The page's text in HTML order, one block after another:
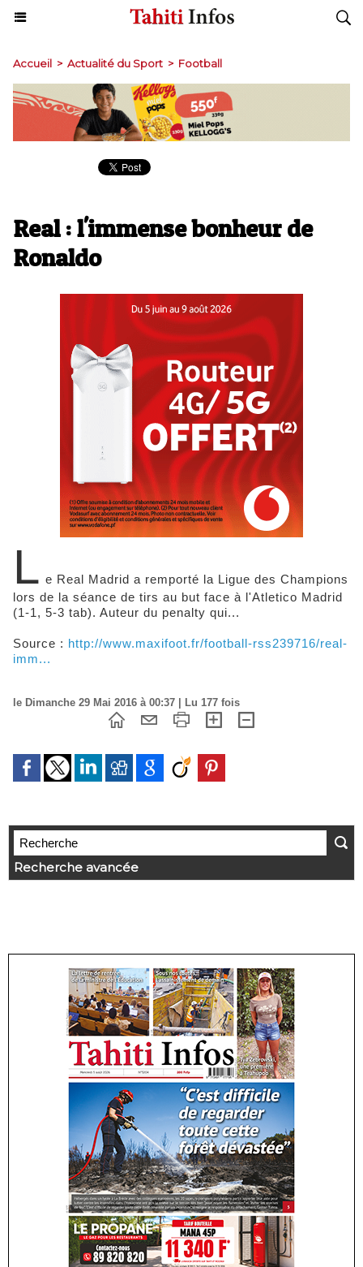
Accueil > Actualité du Sport > Football
Real : l'immense bonheur de
Ronaldo
L e Real Madrid a remporté la Ligue des Champions
lors de la séance de tirs au but face à l'Atletico Madrid
(1-1, 5-3 tab). Auteur du penalty qui...
Source : http://www.maxifoot.fr/football-rss239716/real-
imm...
le Dimanche 29 Mai 2016 à 00:37 | Lu 177 fois
Recherche avancée